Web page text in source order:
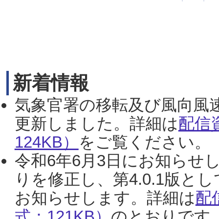
新着情報
気象官署の移転及び風向風
更新しました。詳細は配信
124KB） をご覧ください。
令和6年6月3日にお知らせ
りを修正し、第4.0.1版と
お知らせします。詳細は配